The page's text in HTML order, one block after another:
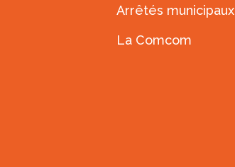
Arrêtés municipaux
La Comcom